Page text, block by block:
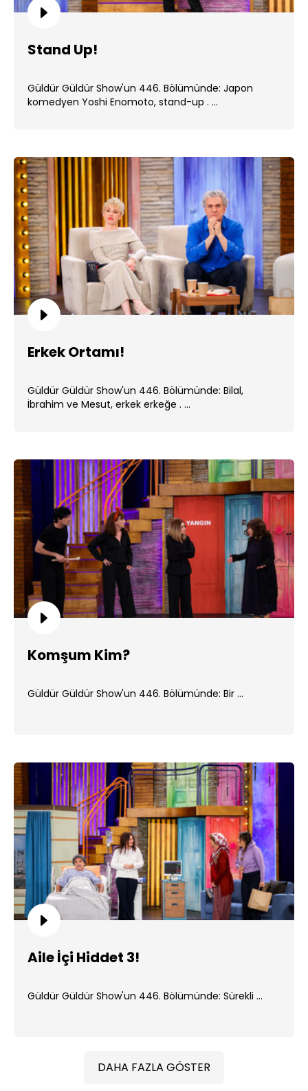
Stand Up!
Güldür Güldür Show'un 446. Bölümünde: Japon
komedyen Yoshi Enomoto, stand-up . ...
Erkek Ortamı!
Güldür Güldür Show'un 446. Bölümünde: Bilal,
İbrahim ve Mesut, erkek erkeğe . ...
Komşum Kim?
Güldür Güldür Show'un 446. Bölümünde: Bir ...
Aile İçi Hiddet 3!
Güldür Güldür Show'un 446. Bölümünde: Sürekli ...
DAHA FAZLA GÖSTER